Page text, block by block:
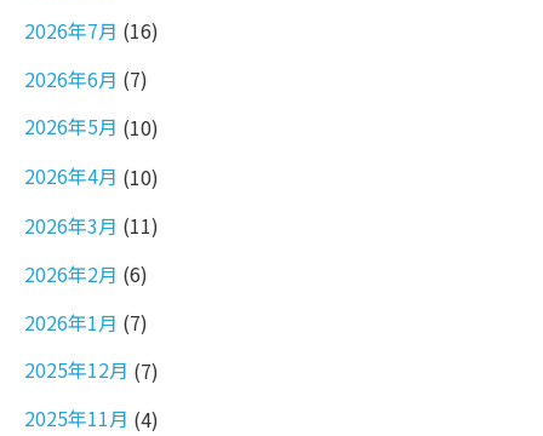
2026年7月 (16)
2026年6月 (7)
2026年5月 (10)
2026年4月 (10)
2026年3月 (11)
2026年2月 (6)
2026年1月 (7)
2025年12月 (7)
2025年11月 (4)